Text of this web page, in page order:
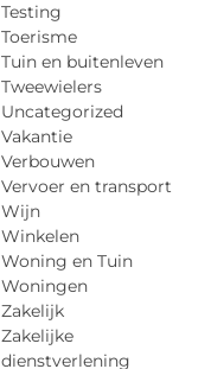
Testing
Toerisme
Tuin en buitenleven
Tweewielers
Uncategorized
Vakantie
Verbouwen
Vervoer en transport
Wijn
Winkelen
Woning en Tuin
Woningen
Zakelijk
Zakelijke
dienstverlening